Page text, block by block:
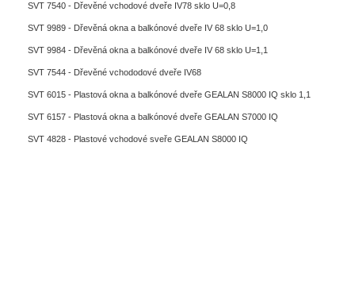
SVT 7540 - Dřevěné vchodové dveře IV78 sklo U=0,8
SVT 9989 - Dřevěná okna a balkónové dveře IV 68 sklo U=1,0
SVT 9984 - Dřevěná okna a balkónové dveře IV 68 sklo U=1,1
SVT 7544 - Dřevěné vchododové dveře IV68
SVT 6015 - Plastová okna a balkónové dveře GEALAN S8000 IQ sklo 1,1
SVT 6157 - Plastová okna a balkónové dveře GEALAN S7000 IQ
SVT 4828 - Plastové vchodové sveře GEALAN S8000 IQ